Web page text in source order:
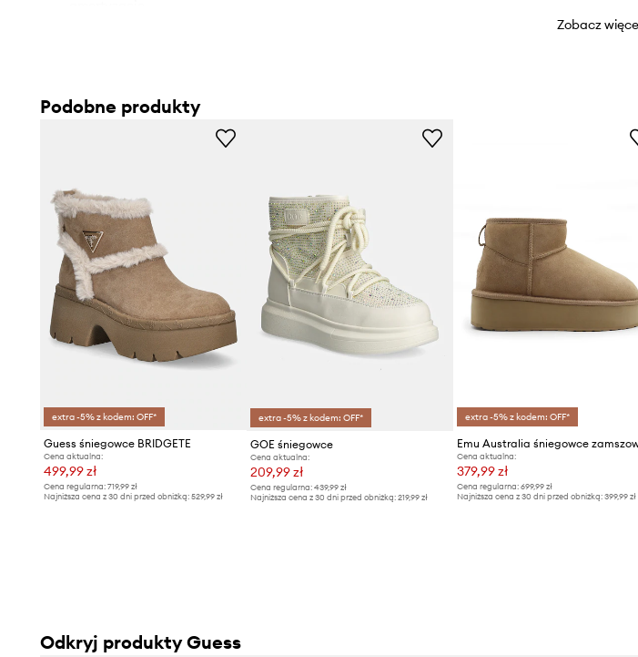
Zobacz
Podobne produkty
extra -5% z kodem: OFF*
Guess śniegowce BRIDGETE
Cena aktualna:
499,99 zł
Cena regularna: 719,99 zł
Najniższa cena z 30 dni przed obniżką: 529,99 zł
extra -5% z kodem: OFF*
GOE śniegowce
Cena aktualna:
209,99 zł
Cena regularna:439,99 zł
Najniższa cena z 30 dni przed obniżką:219,99 zł
extra -5% z kodem: OFF*
Cena aktualna:
379,99 zł
Cena regularna: 699,99 zł
Najniższa cena z 30 dni przed obniżką: 399,99 zł
Odkryj produkty Guess